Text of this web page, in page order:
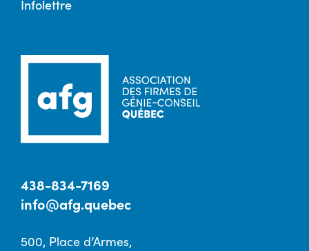
Infolettre
438-834-7169
info@afg.quebec
500, Place d’Armes,